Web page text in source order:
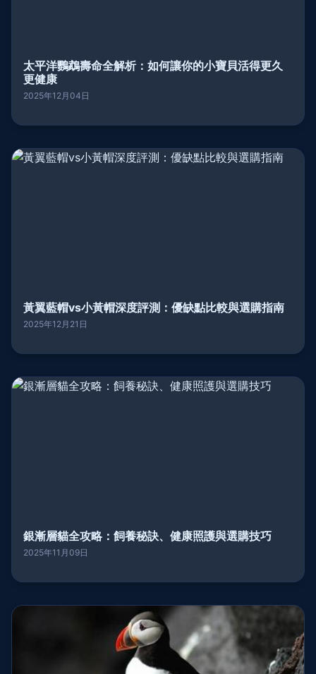
太平洋鸚鵡壽命全解析：如何讓你的小寶貝活得更久
更健康
2025年12月04日
黃翼藍帽vs小黃帽深度評測：優缺點比較與選購指南
2025年12月21日
銀漸層貓全攻略：飼養秘訣、健康照護與選購技巧
2025年11月09日